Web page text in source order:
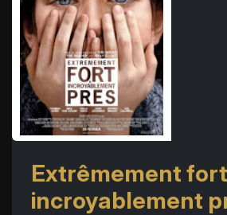
Extrêmement
incroyablement